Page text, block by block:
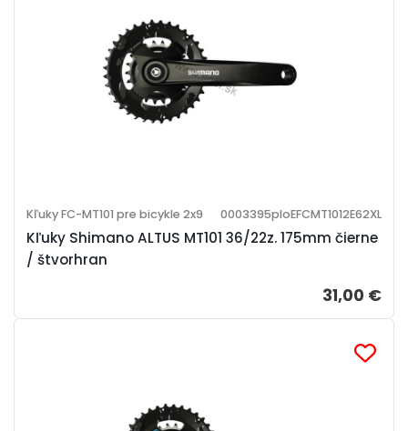
Kľuky Shimano ALTUS MT101 36/22z. 175mm čierne
/ štvorhran
Kľuky FC-MT101 pre bicykle 2x9 0003395ploEFCMT1012E62XL
31,00 €